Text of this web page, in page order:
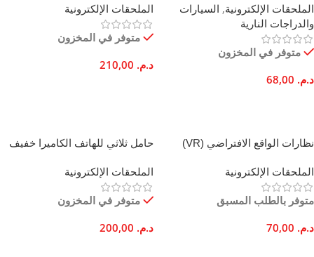
ORYX
الملحقات الإلكترونية, السيارات
والدراجات النارية
متوفر في المخزون
د.م.
الملحقات الإلكترونية
متوفر في المخزون
د.م.
نظارات الواقع الافتراضي (VR)
(Android)
الملحقات الإلكترونية
متوفر بالطلب المسبق
د.م.
حامل ثلاثي للهاتف الكاميرا خفيف
احترافي للكاميرا
الملحقات الإلكترونية
متوفر في المخزون
د.م.